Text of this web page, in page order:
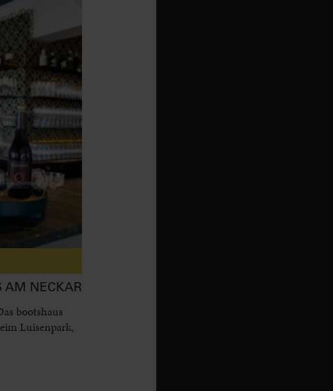
AM NECKAR
bootshaus
Luisenpark,